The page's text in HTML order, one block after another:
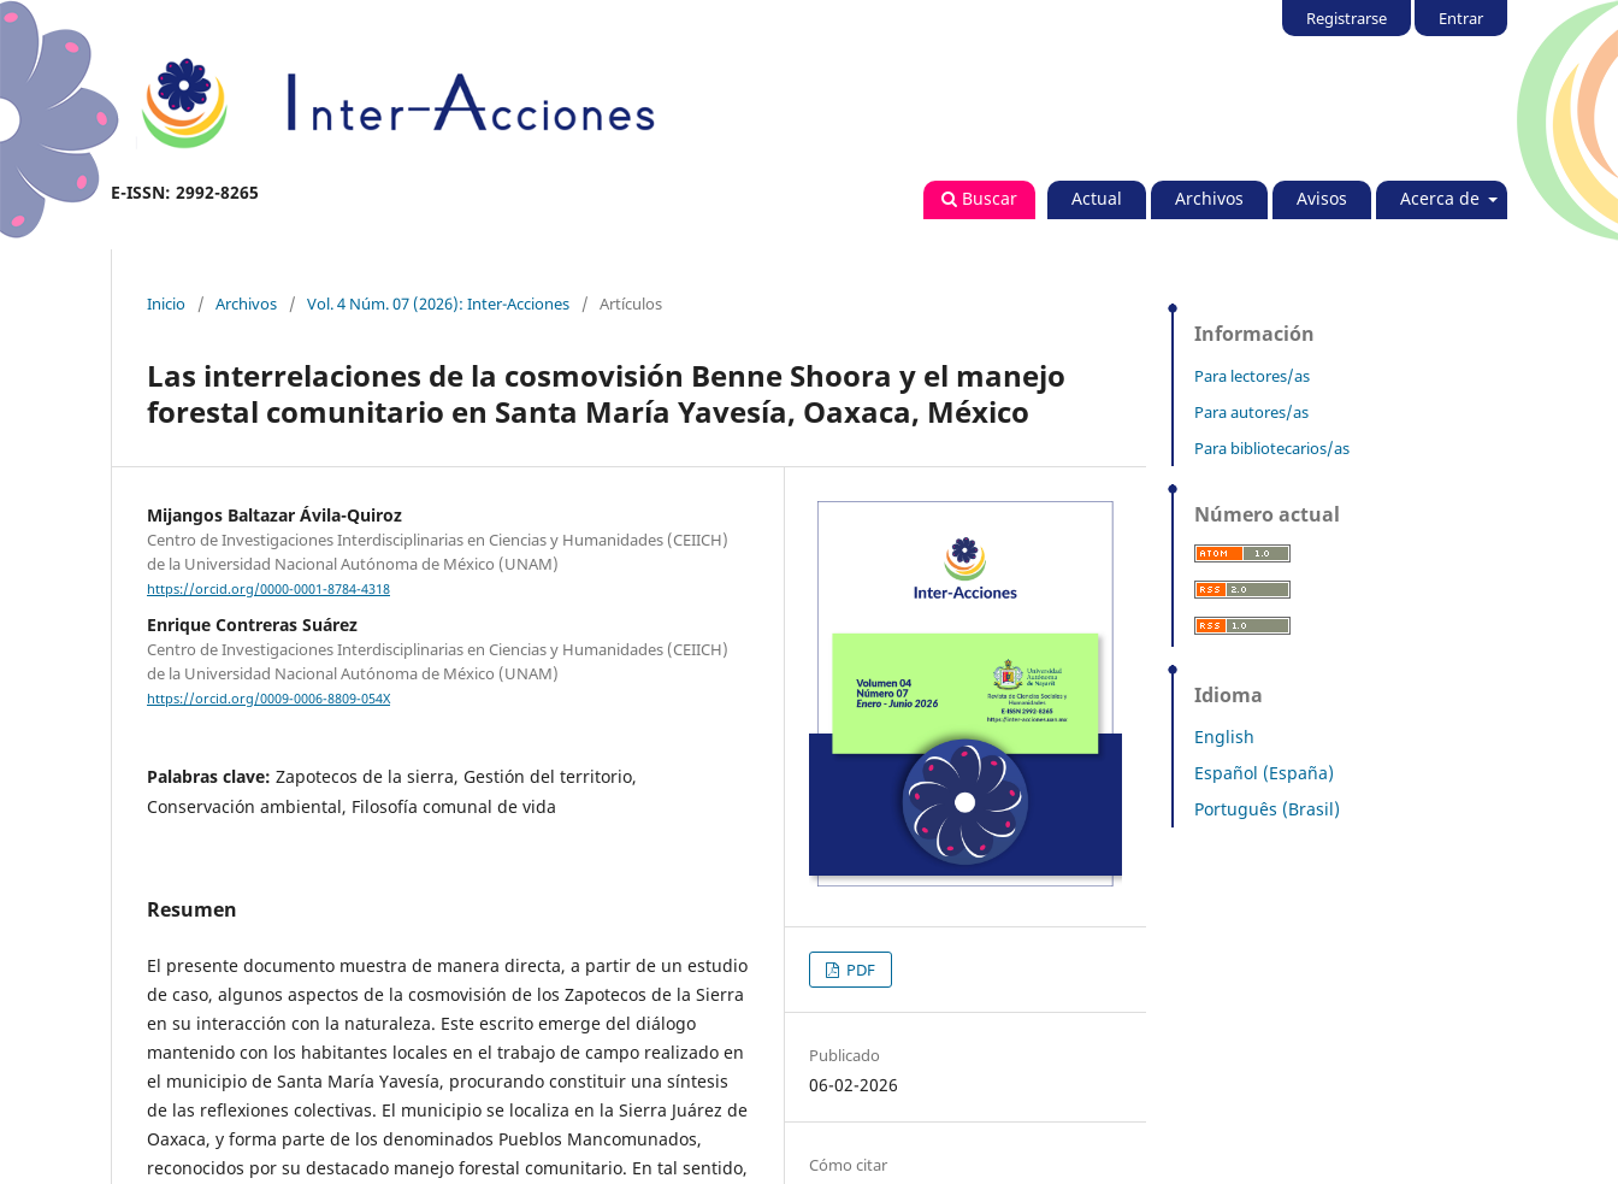
E-ISSN: 2992-8265 Actual Archivos Avisos Acerca de
Buscar
Registrarse Entrar
Inicio / Archivos / Vol. 4 Núm. 07 (2026): Inter-Acciones / Artículos
Las interrelaciones de la cosmovisión Benne Shoora y el manejo
forestal comunitario en Santa María Yavesía, Oaxaca, México
Mijangos Baltazar Ávila-Quiroz
Centro de Investigaciones Interdisciplinarias en Ciencias y Humanidades (CEIICH)
de la Universidad Nacional Autónoma de México (UNAM)
https://orcid.org/0000-0001-8784-4318
Enrique Contreras Suárez
Centro de Investigaciones Interdisciplinarias en Ciencias y Humanidades (CEIICH)
de la Universidad Nacional Autónoma de México (UNAM)
https://orcid.org/0009-0006-8809-054X
Palabras clave: Zapotecos de la sierra, Gestión del territorio,
Conservación ambiental, Filosofía comunal de vida
Resumen
El presente documento muestra de manera directa, a partir de un estudio
de caso, algunos aspectos de la cosmovisión de los Zapotecos de la Sierra
en su interacción con la naturaleza. Este escrito emerge del diálogo
mantenido con los habitantes locales en el trabajo de campo realizado en
el municipio de Santa María Yavesía, procurando constituir una síntesis
de las reflexiones colectivas. El municipio se localiza en la Sierra Juárez de
Oaxaca, y forma parte de los denominados Pueblos Mancomunados,
reconocidos por su destacado manejo forestal comunitario. En tal sentido,
PDF
Publicado
06-02-2026
Cómo citar
Información
Para lectores/as
Para autores/as
Para bibliotecarios/as
Número actual
Idioma
English
Español (España)
Português (Brasil)